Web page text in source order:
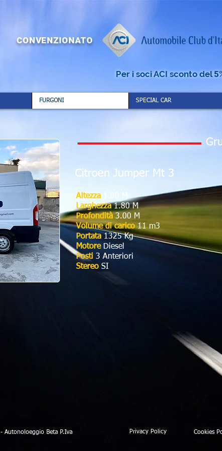
CONVENZIONATO
Per i soci ACI sconto del5
FURGONI SPECIAL CAR
Citroen Jumper Mt 3
Altezza
1.90 M
Larghezza1.80 M
Profondità 3.00 M
Volume di carico11 m3
Portata 1325 Kg
Motore Diesel
Posti 3 Anteriori
Stereo SI​
- Autonoloeggio Beta P.Iva
Privacy Policy Cookies